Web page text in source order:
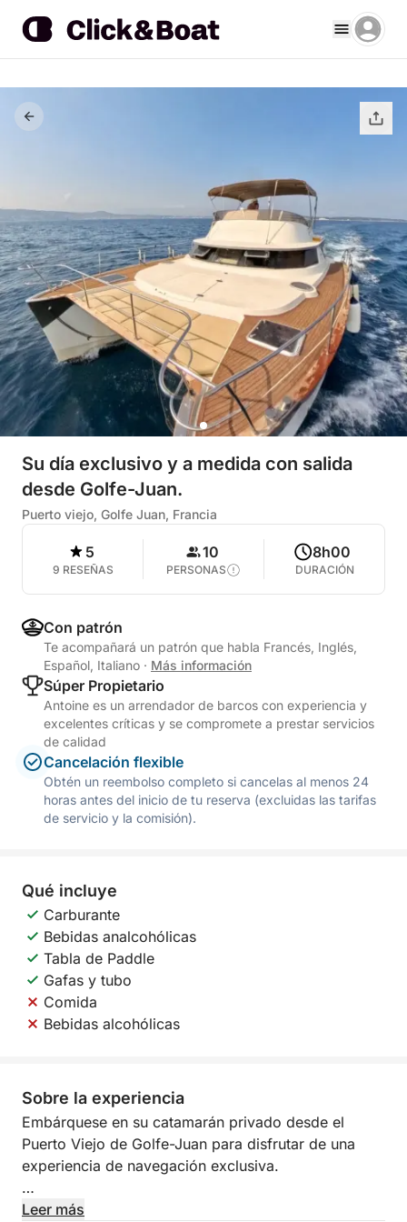
Su día exclusivo y a medida con salida
desde Golfe-Juan.
Puerto viejo, Golfe Juan, Francia
5
9 RESEÑAS
10
PERSONAS
8h00
DURACIÓN
Con patrón
Te acompañará un patrón que habla Francés, Inglés,
Español, Italiano · Más información
Súper Propietario
Antoine es un arrendador de barcos con experiencia y
excelentes críticas y se compromete a prestar servicios
de calidad
Cancelación flexible
Obtén un reembolso completo si cancelas al menos 24
horas antes del inicio de tu reserva (excluidas las tarifas
de servicio y la comisión).
Qué incluye
Carburante
Bebidas analcohólicas
Tabla de Paddle
Gafas y tubo
Comida
Bebidas alcohólicas
Sobre la experiencia
Embárquese en su catamarán privado desde el
Puerto Viejo de Golfe-Juan para disfrutar de una
experiencia de navegación exclusiva.
Este día a medida, dedicado al refinamiento y la
Leer más